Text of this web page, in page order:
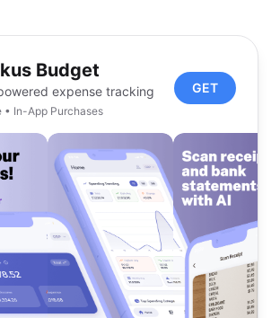
Budget
expense tracking
• In-App Purchases
GET